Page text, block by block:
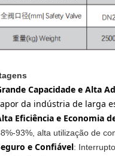
Capacidade e Alta
da indústria de larga
Eficiência e Economia
93%, alta utilização de
e Confiável: